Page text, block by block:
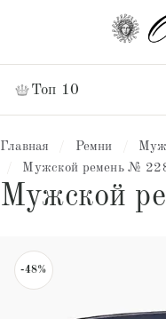
Топ 10
Главная Ремни
Мужской ремень №
Мужской
-48%